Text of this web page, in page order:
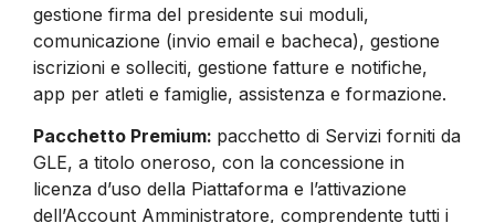
gestione firma del presidente sui moduli,
comunicazione (invio email e bacheca), gestione
iscrizioni e solleciti, gestione fatture e notifiche,
app per atleti e famiglie, assistenza e formazione.
Pacchetto Premium: pacchetto di Servizi forniti da
GLE, a titolo oneroso, con la concessione in
licenza d’uso della Piattaforma e l’attivazione
dell’Account Amministratore, comprendente tutti i